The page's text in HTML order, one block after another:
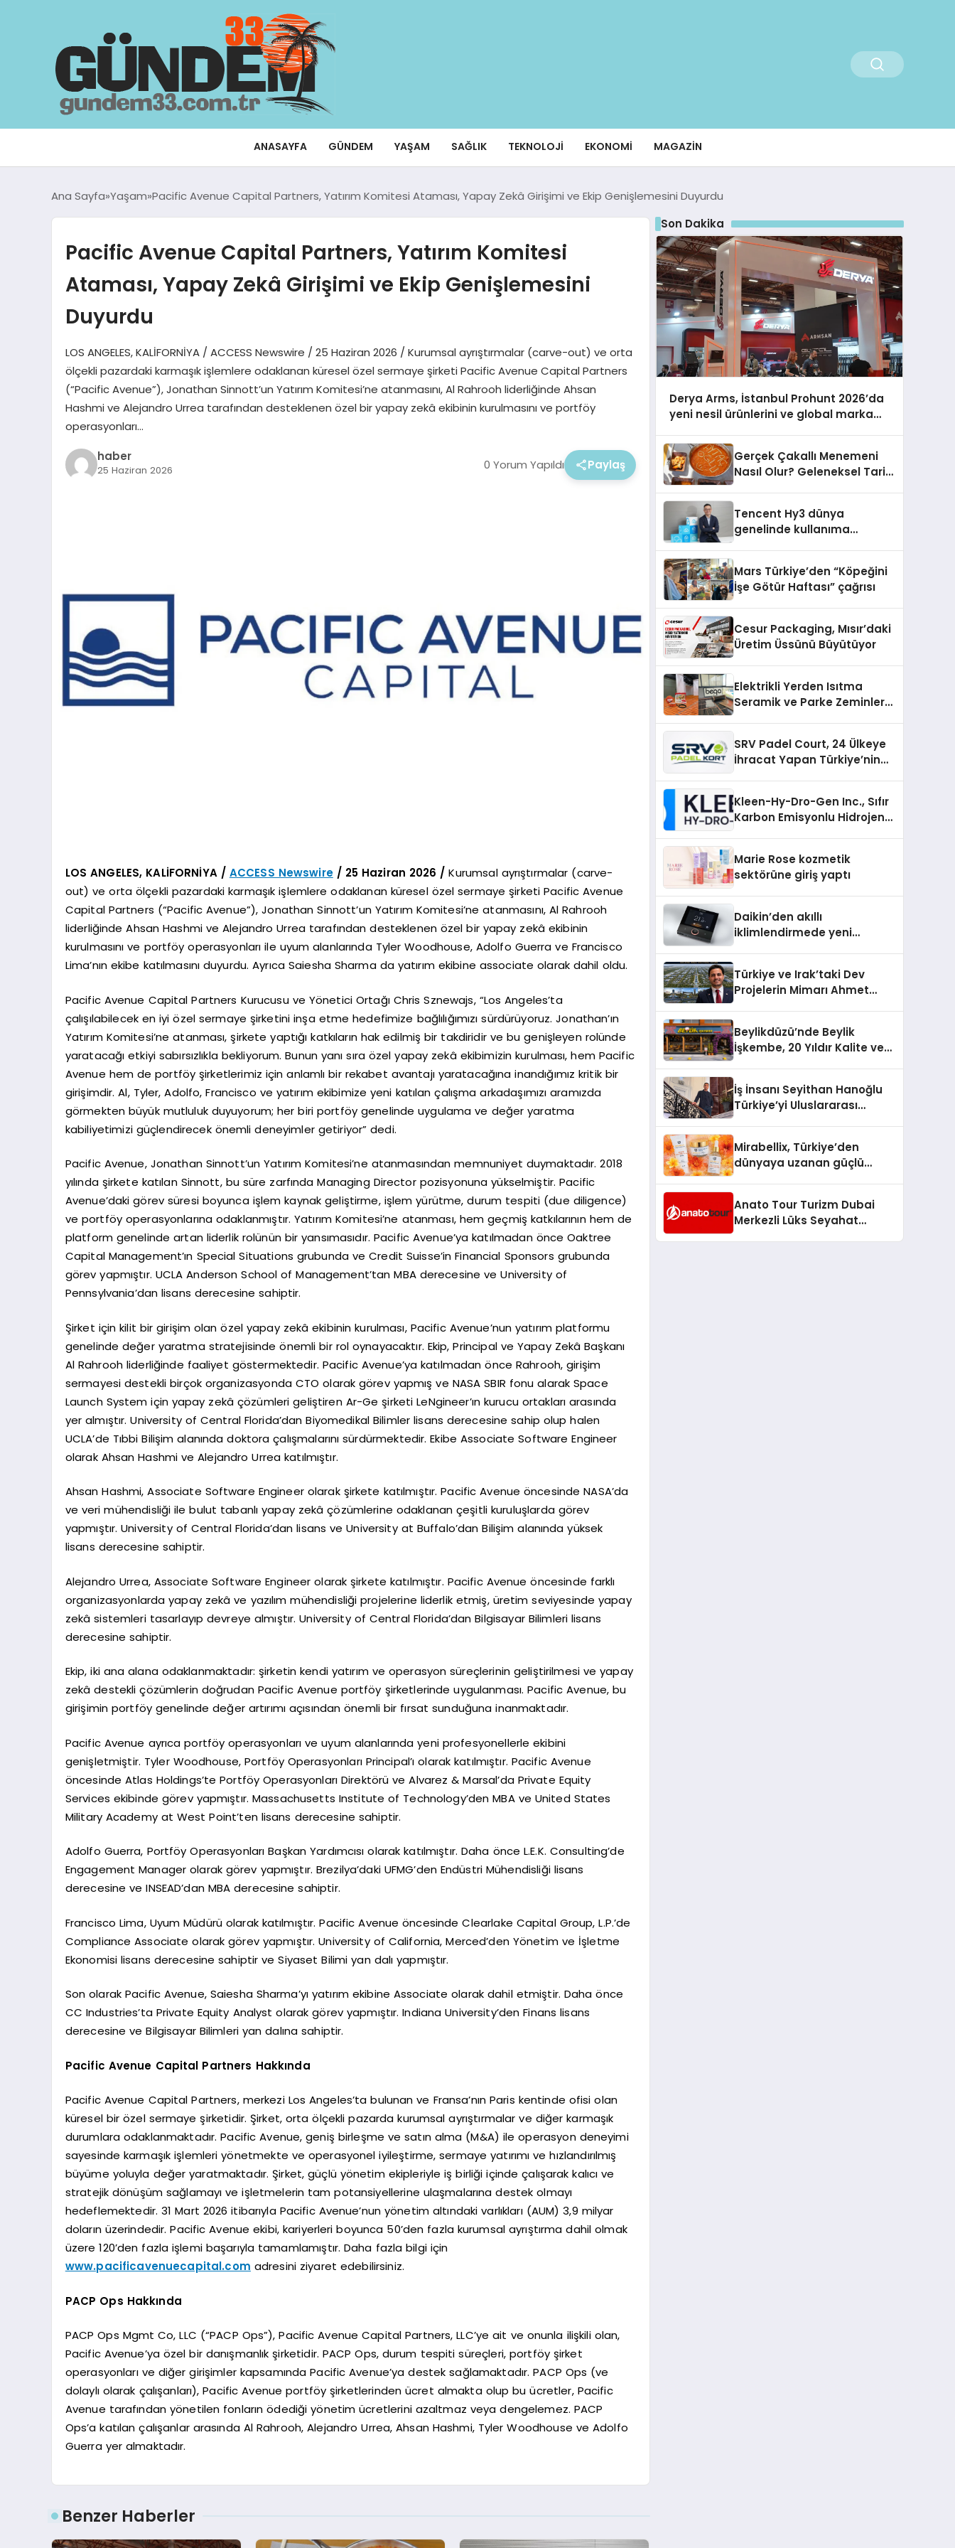
ANASAYFA GÜNDEM YAŞAM SAĞLIK TEKNOLOJI EKONOMI MAGAZIN
Ana Sayfa Yaşam Pacific Avenue Capital Partners, Yatırım Komitesi Ataması, Yapay Zekâ Girişimi ve Ekip Genişlemesini Duyurdu
Pacific Avenue Capital Partners, Yatırım Komitesi
Ataması, Yapay Zekâ Girişimi ve Ekip Genişlemesini
Duyurdu
LOS ANGELES, KALİFORNİYA / ACCESS Newswire / 25 Haziran 2026 / Kurumsal ayrıştırmalar (carve-out) ve orta
ölçekli pazardaki karmaşık işlemlere odaklanan küresel özel sermaye şirketi Pacific Avenue Capital Partners
(“Pacific Avenue”), Jonathan Sinnott’un Yatırım Komitesi’ne atanmasını, Al Rahrooh liderliğinde Ahsan
Hashmi ve Alejandro Urrea tarafından desteklenen özel bir yapay zekâ ekibinin kurulmasını ve portföy
operasyonları…
haber
25 Haziran 2026 0 Yorum Yapıldı Paylaş
LOS ANGELES, KALİFORNİYA / ACCESS Newswire / 25 Haziran 2026 / Kurumsal ayrıştırmalar (carve-
out) ve orta ölçekli pazardaki karmaşık işlemlere odaklanan küresel özel sermaye şirketi Pacific Avenue
Capital Partners (“Pacific Avenue”), Jonathan Sinnott’un Yatırım Komitesi’ne atanmasını, Al Rahrooh
liderliğinde Ahsan Hashmi ve Alejandro Urrea tarafından desteklenen özel bir yapay zekâ ekibinin
kurulmasını ve portföy operasyonları ile uyum alanlarında Tyler Woodhouse, Adolfo Guerra ve Francisco
Lima’nın ekibe katılmasını duyurdu. Ayrıca Saiesha Sharma da yatırım ekibine associate olarak dahil oldu.
Pacific Avenue Capital Partners Kurucusu ve Yönetici Ortağı Chris Sznewajs, “Los Angeles’ta
çalışılabilecek en iyi özel sermaye şirketini inşa etme hedefimize bağlılığımızı sürdürüyoruz. Jonathan’ın
Yatırım Komitesi’ne atanması, şirkete yaptığı katkıların hak edilmiş bir takdiridir ve bu genişleyen rolünde
yaratacağı etkiyi sabırsızlıkla bekliyorum. Bunun yanı sıra özel yapay zekâ ekibimizin kurulması, hem Pacific
Avenue hem de portföy şirketlerimiz için anlamlı bir rekabet avantajı yaratacağına inandığımız kritik bir
girişimdir. Al, Tyler, Adolfo, Francisco ve yatırım ekibimize yeni katılan çalışma arkadaşımızı aramızda
görmekten büyük mutluluk duyuyorum; her biri portföy genelinde uygulama ve değer yaratma
kabiliyetimizi güçlendirecek önemli deneyimler getiriyor” dedi.
Pacific Avenue, Jonathan Sinnott’un Yatırım Komitesi’ne atanmasından memnuniyet duymaktadır. 2018
yılında şirkete katılan Sinnott, bu süre zarfında Managing Director pozisyonuna yükselmiştir. Pacific
Avenue’daki görev süresi boyunca işlem kaynak geliştirme, işlem yürütme, durum tespiti (due diligence)
ve portföy operasyonlarına odaklanmıştır. Yatırım Komitesi’ne atanması, hem geçmiş katkılarının hem de
platform genelinde artan liderlik rolünün bir yansımasıdır. Pacific Avenue’ya katılmadan önce Oaktree
Capital Management’ın Special Situations grubunda ve Credit Suisse’in Financial Sponsors grubunda
görev yapmıştır. UCLA Anderson School of Management’tan MBA derecesine ve University of
Pennsylvania’dan lisans derecesine sahiptir.
Şirket için kilit bir girişim olan özel yapay zekâ ekibinin kurulması, Pacific Avenue’nun yatırım platformu
genelinde değer yaratma stratejisinde önemli bir rol oynayacaktır. Ekip, Principal ve Yapay Zekâ Başkanı
Al Rahrooh liderliğinde faaliyet göstermektedir. Pacific Avenue’ya katılmadan önce Rahrooh, girişim
sermayesi destekli birçok organizasyonda CTO olarak görev yapmış ve NASA SBIR fonu alarak Space
Launch System için yapay zekâ çözümleri geliştiren Ar-Ge şirketi LeNgineer’ın kurucu ortakları arasında
yer almıştır. University of Central Florida’dan Biyomedikal Bilimler lisans derecesine sahip olup halen
UCLA’de Tıbbi Bilişim alanında doktora çalışmalarını sürdürmektedir. Ekibe Associate Software Engineer
olarak Ahsan Hashmi ve Alejandro Urrea katılmıştır.
Ahsan Hashmi, Associate Software Engineer olarak şirkete katılmıştır. Pacific Avenue öncesinde NASA’da
ve veri mühendisliği ile bulut tabanlı yapay zekâ çözümlerine odaklanan çeşitli kuruluşlarda görev
yapmıştır. University of Central Florida’dan lisans ve University at Buffalo’dan Bilişim alanında yüksek
lisans derecesine sahiptir.
Alejandro Urrea, Associate Software Engineer olarak şirkete katılmıştır. Pacific Avenue öncesinde farklı
organizasyonlarda yapay zekâ ve yazılım mühendisliği projelerine liderlik etmiş, üretim seviyesinde yapay
zekâ sistemleri tasarlayıp devreye almıştır. University of Central Florida’dan Bilgisayar Bilimleri lisans
derecesine sahiptir.
Ekip, iki ana alana odaklanmaktadır: şirketin kendi yatırım ve operasyon süreçlerinin geliştirilmesi ve yapay
zekâ destekli çözümlerin doğrudan Pacific Avenue portföy şirketlerinde uygulanması. Pacific Avenue, bu
girişimin portföy genelinde değer artırımı açısından önemli bir fırsat sunduğuna inanmaktadır.
Pacific Avenue ayrıca portföy operasyonları ve uyum alanlarında yeni profesyonellerle ekibini
genişletmiştir. Tyler Woodhouse, Portföy Operasyonları Principal’ı olarak katılmıştır. Pacific Avenue
öncesinde Atlas Holdings’te Portföy Operasyonları Direktörü ve Alvarez & Marsal’da Private Equity
Services ekibinde görev yapmıştır. Massachusetts Institute of Technology’den MBA ve United States
Military Academy at West Point’ten lisans derecesine sahiptir.
Adolfo Guerra, Portföy Operasyonları Başkan Yardımcısı olarak katılmıştır. Daha önce L.E.K. Consulting’de
Engagement Manager olarak görev yapmıştır. Brezilya’daki UFMG’den Endüstri Mühendisliği lisans
derecesine ve INSEAD’dan MBA derecesine sahiptir.
Francisco Lima, Uyum Müdürü olarak katılmıştır. Pacific Avenue öncesinde Clearlake Capital Group, L.P.’de
Compliance Associate olarak görev yapmıştır. University of California, Merced’den Yönetim ve İşletme
Ekonomisi lisans derecesine sahiptir ve Siyaset Bilimi yan dalı yapmıştır.
Son olarak Pacific Avenue, Saiesha Sharma’yı yatırım ekibine Associate olarak dahil etmiştir. Daha önce
CC Industries’ta Private Equity Analyst olarak görev yapmıştır. Indiana University’den Finans lisans
derecesine ve Bilgisayar Bilimleri yan dalına sahiptir.
Pacific Avenue Capital Partners Hakkında
Pacific Avenue Capital Partners, merkezi Los Angeles’ta bulunan ve Fransa’nın Paris kentinde ofisi olan
küresel bir özel sermaye şirketidir. Şirket, orta ölçekli pazarda kurumsal ayrıştırmalar ve diğer karmaşık
durumlara odaklanmaktadır. Pacific Avenue, geniş birleşme ve satın alma (M&A) ile operasyon deneyimi
sayesinde karmaşık işlemleri yönetmekte ve operasyonel iyileştirme, sermaye yatırımı ve hızlandırılmış
büyüme yoluyla değer yaratmaktadır. Şirket, güçlü yönetim ekipleriyle iş birliği içinde çalışarak kalıcı ve
stratejik dönüşüm sağlamayı ve işletmelerin tam potansiyellerine ulaşmalarına destek olmayı
hedeflemektedir. 31 Mart 2026 itibarıyla Pacific Avenue’nun yönetim altındaki varlıkları (AUM) 3,9 milyar
doların üzerindedir. Pacific Avenue ekibi, kariyerleri boyunca 50’den fazla kurumsal ayrıştırma dahil olmak
üzere 120’den fazla işlemi başarıyla tamamlamıştır. Daha fazla bilgi için
www.pacificavenuecapital.com adresini ziyaret edebilirsiniz.
PACP Ops Hakkında
PACP Ops Mgmt Co, LLC (“PACP Ops”), Pacific Avenue Capital Partners, LLC’ye ait ve onunla ilişkili olan,
Pacific Avenue’ya özel bir danışmanlık şirketidir. PACP Ops, durum tespiti süreçleri, portföy şirket
operasyonları ve diğer girişimler kapsamında Pacific Avenue’ya destek sağlamaktadır. PACP Ops (ve
dolaylı olarak çalışanları), Pacific Avenue portföy şirketlerinden ücret almakta olup bu ücretler, Pacific
Avenue tarafından yönetilen fonların ödediği yönetim ücretlerini azaltmaz veya dengelemez. PACP
Ops’a katılan çalışanlar arasında Al Rahrooh, Alejandro Urrea, Ahsan Hashmi, Tyler Woodhouse ve Adolfo
Guerra yer almaktadır.
Benzer Haberler
Son Dakika
Derya Arms, İstanbul Prohunt 2026’da
yeni nesil ürünlerini ve global marka
Gerçek Çakallı Menemeni
Nasıl Olur? Geleneksel Tarif
Tencent Hy3 dünya
genelinde kullanıma
Mars Türkiye’den “Köpeğini
İşe Götür Haftası” çağrısı
Cesur Packaging, Mısır’daki
Üretim Üssünü Büyütüyor
Elektrikli Yerden Isıtma
Seramik ve Parke Zeminler
SRV Padel Court, 24 Ülkeye
İhracat Yapan Türkiye’nin
Kleen-Hy-Dro-Gen Inc., Sıfır
Karbon Emisyonlu Hidrojen
Aldı
Marie Rose kozmetik
sektörüne giriş yaptı
Daikin’den akıllı
iklimlendirmede yeni
Türkiye ve Irak’taki Dev
Projelerin Mimarı Ahmet
Holding Industrial City”
Projesini Hayata Geçirecek
Beylikdüzü’nde Beylik
İşkembe, 20 Yıldır Kalite ve
İş İnsanı Seyithan Hanoğlu
Türkiye’yi Uluslararası
Mirabellix, Türkiye’den
dünyaya uzanan güçlü
Anato Tour Turizm Dubai
Merkezli Lüks Seyahat